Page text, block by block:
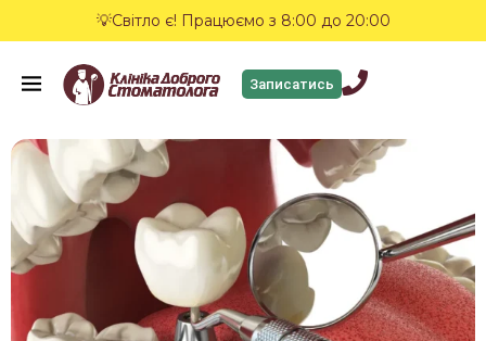
💡Світло є! Працюємо з 8:00 до 20:00
Записатись